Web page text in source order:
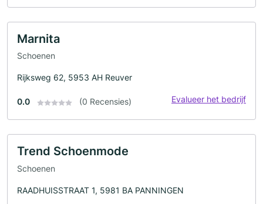
Marnita
Schoenen
Rijksweg 62, 5953 AH Reuver
0.0 (0 Recensies) Evalueer het bedrijf
Trend Schoenmode
Schoenen
RAADHUISSTRAAT 1, 5981 BA PANNINGEN